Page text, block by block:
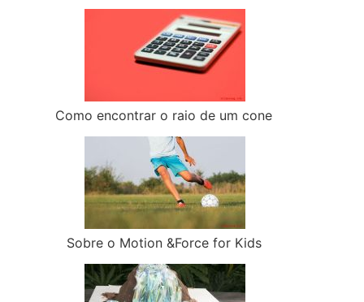
Como encontrar o raio de um cone
Sobre o Motion &Force for Kids